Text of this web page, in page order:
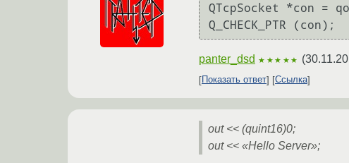
QTcpSocket *con =
panter_dsd ★★★★★ (
Показать ответ Ссылка
out << (quint16)0;
out << «Hello Server»;